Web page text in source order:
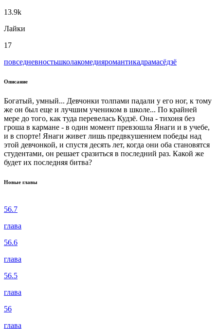
13.9k
Лайки
17
повседневностьшколакомедияромантикадрамасёдзё
Описание
Богатый, умный... Девчонки толпами падали у его ног, к тому
же он был еще и лучшим учеником в школе... По крайней
мере до того, как туда перевелась Кудзё. Она - тихоня без
гроша в кармане - в один момент превзошла Янаги и в учебе,
и в спорте! Янаги живет лишь предвкушением победы над
этой девчонкой, и спустя десять лет, когда они оба становятся
студентами, он решает сразиться в последний раз. Какой же
будет их последняя битва?
Новые главы
56.7
глава
56.6
глава
56.5
глава
56
глава